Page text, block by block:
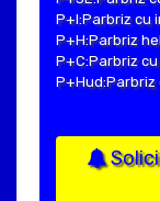
P+I:Parbriz cu
P+H:Parbriz
P+C:Parbriz
P+Hud:Parbriz